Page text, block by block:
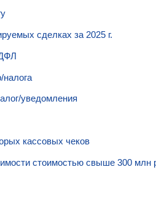
сделках за 2025 г.
уведомления
кассовых чеков
стоимостью свыше 300 млн